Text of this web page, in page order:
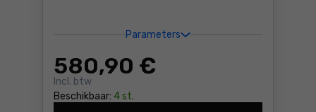
Parameters
580,90 €
Incl. btw
Beschikbaar: 4 st.